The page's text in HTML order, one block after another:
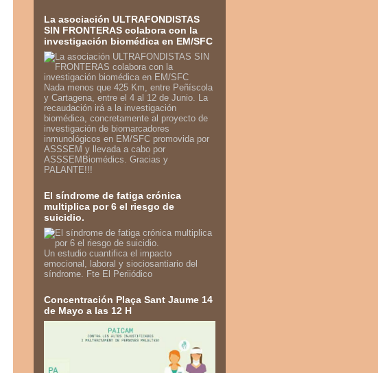
La asociación ULTRAFONDISTAS
SIN FRONTERAS colabora con la
investigación biomédica en EM/SFC
Nada menos que 425 Km, entre Peñíscola
y Cartagena, entre el 4 al 12 de Junio. La
recaudación irá a la investigación
biomédica, concretamente al proyecto de
investigación de biomarcadores
inmunológicos en EM/SFC promovida por
ASSSEM y llevada a cabo por
ASSSEMBiomédics. Gracias y
PALANTE!!!
El síndrome de fatiga crónica
multiplica por 6 el riesgo de
suicidio.
Un estudio cuantifica el impacto
emocional, laboral y siociosantiario del
síndrome. Fte El Periiódico
Concentración Plaça Sant Jaume 14
de Mayo a las 12 H